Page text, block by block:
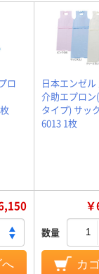
ロ
日本エンゼル
介助エプロン
タイプ) サッ
6013 1枚
へ
数量
カ